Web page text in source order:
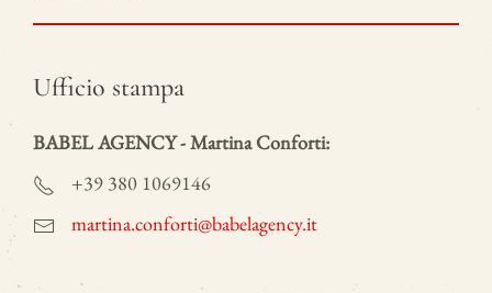
Ufficio stampa
BABEL AGENCY - Martina Conforti:
+39 380 1069146
martina.conforti@babelagency.it